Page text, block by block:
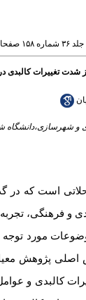
جلد ۳۶ شماره ۱۵۸ صفحات ۵۰-۳۵
شدت تغییرات کالبدی
و شهرسازی،دانشگاه
است که در
و فرهنگی،
مورد
پژوهش
کالبدی و